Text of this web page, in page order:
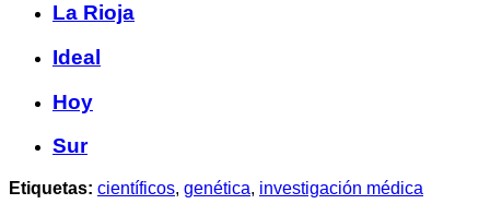
La Rioja
Ideal
Hoy
Sur
Etiquetas: científicos, genética, investigación médica